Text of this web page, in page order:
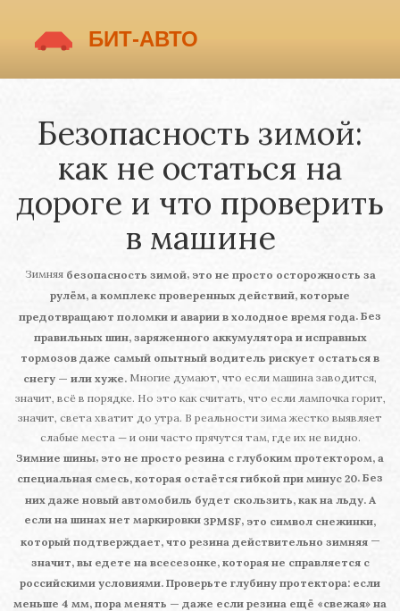
Безопасность зимой:
как не остаться на
дороге и что проверить
в машине
Зимняя безопасность зимой, это не просто осторожность за
рулём, а комплекс проверенных действий, которые
предотвращают поломки и аварии в холодное время года. Без
правильных шин, заряженного аккумулятора и исправных
тормозов даже самый опытный водитель рискует остаться в
снегу — или хуже. Многие думают, что если машина заводится,
значит, всё в порядке. Но это как считать, что если лампочка горит,
значит, света хватит до утра. В реальности зима жестко выявляет
слабые места — и они часто прячутся там, где их не видно.
Зимние шины, это не просто резина с глубоким протектором, а
специальная смесь, которая остаётся гибкой при минус 20. Без
них даже новый автомобиль будет скользить, как на льду. А
если на шинах нет маркировки 3PMSF, это символ снежинки,
который подтверждает, что резина действительно зимняя—
значит, вы едете на всесезонке, которая не справляется с
российскими условиями. Проверьте глубину протектора: если
меньше 4 мм, пора менять — даже если резина ещё «свежая» на